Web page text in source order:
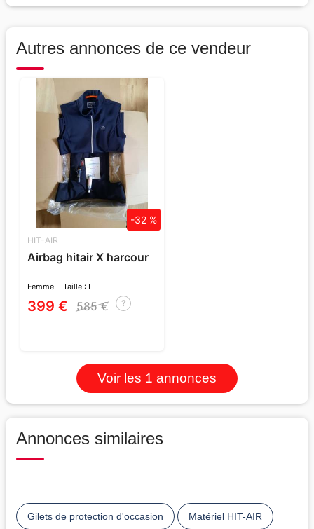
Autres annonces de ce vendeur
HIT-AIR
Airbag hitair X harcour
Femme Taille : L
399 € 585 € ?
-32 %
Voir les 1 annonces
Annonces similaires
Gilets de protection d'occasion Matériel HIT-AIR